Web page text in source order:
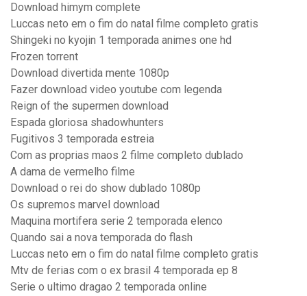
Download himym complete
Luccas neto em o fim do natal filme completo gratis
Shingeki no kyojin 1 temporada animes one hd
Frozen torrent
Download divertida mente 1080p
Fazer download video youtube com legenda
Reign of the supermen download
Espada gloriosa shadowhunters
Fugitivos 3 temporada estreia
Com as proprias maos 2 filme completo dublado
A dama de vermelho filme
Download o rei do show dublado 1080p
Os supremos marvel download
Maquina mortifera serie 2 temporada elenco
Quando sai a nova temporada do flash
Luccas neto em o fim do natal filme completo gratis
Mtv de ferias com o ex brasil 4 temporada ep 8
Serie o ultimo dragao 2 temporada online